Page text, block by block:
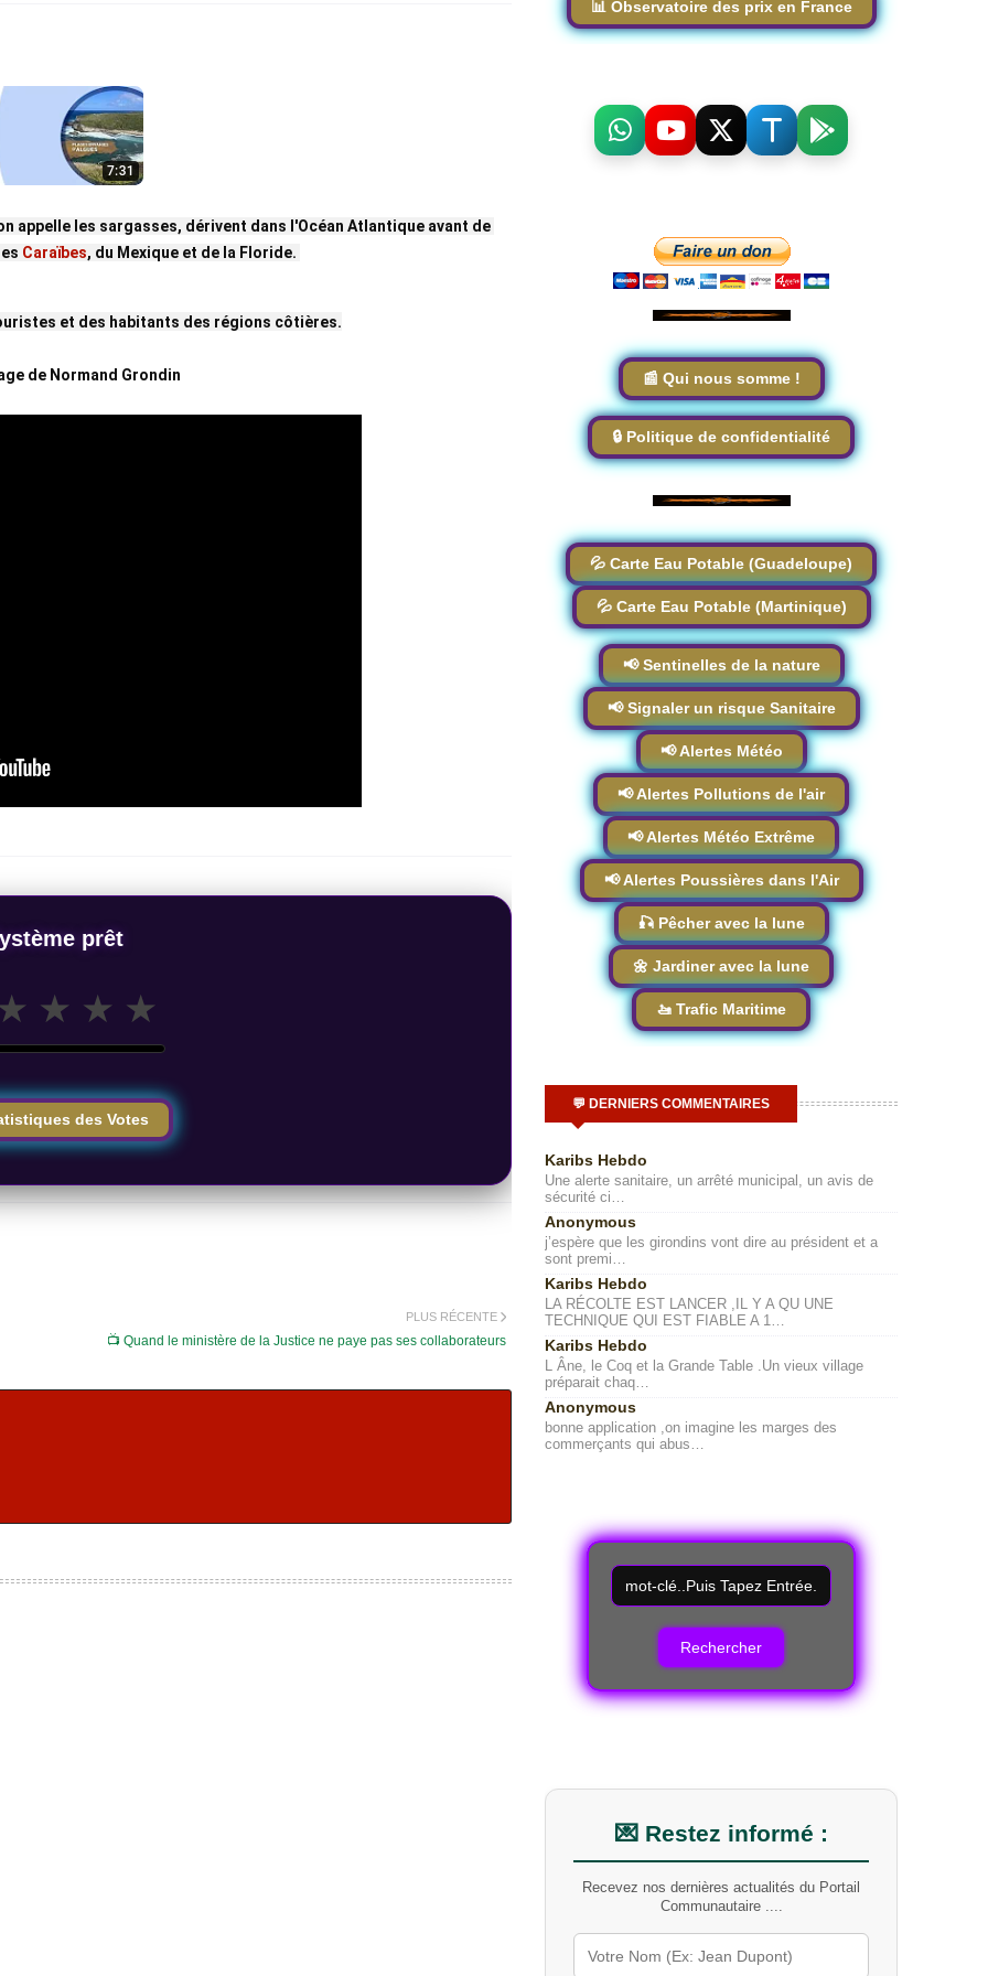
appelle les sargasses, dérivent dans l'Océan Atlantique avant de
Caraïbes, du Mexique et de la Floride.
et des habitants des régions côtières.
de Normand Grondin
prêt
★ ★ ★
des Votes
PLUS RÉCENTE
📺 Quand le ministère de la Justice ne paye pas ses collaborateurs
📊 Observatoire des prix en France
📰 Qui nous somme !
🔒 Politique de confidentialité
💦 Carte Eau Potable (Guadeloupe)
💦 Carte Eau Potable (Martinique)
📢 Sentinelles de la nature
📢 Signaler un risque Sanitaire
📢 Alertes Météo
📢 Alertes Pollutions de l'air
📢 Alertes Météo Extrême
📢 Alertes Poussières dans l'Air
🎣 Pêcher avec la lune
🌼 Jardiner avec la lune
🚤 Trafic Maritime
💬 DERNIERS COMMENTAIRES
Karibs Hebdo
Une alerte sanitaire, un arrêté municipal, un avis de
sécurité ci…
Anonymous
j’espère que les girondins vont dire au président et a
sont premi…
Karibs Hebdo
LA RÉCOLTE EST LANCER ,IL Y A QU UNE
TECHNIQUE QUI EST FIABLE A 1…
Karibs Hebdo
L Âne, le Coq et la Grande Table .Un vieux village
préparait chaq…
Anonymous
bonne application ,on imagine les marges des
commerçants qui abus…
R
e
c
m
o
t
-
l
é
💌 Restez informé :
Recevez nos dernières actualités du Portail
Communautaire ....